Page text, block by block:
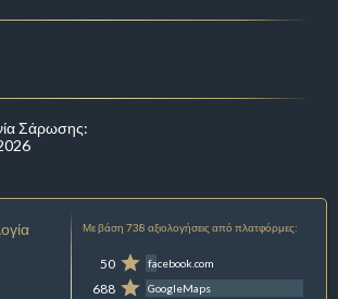
Σάρωσης:
Με βάση 738 αξιολογήσεις από πλατφόρμες:
50 facebook.com
688 GoogleMaps